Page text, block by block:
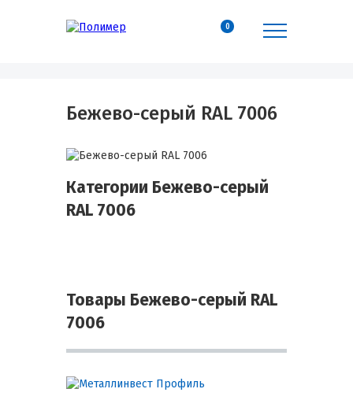
0
Бежево-серый RAL 7006
Категории Бежево-серый
RAL 7006
Товары Бежево-серый RAL
7006